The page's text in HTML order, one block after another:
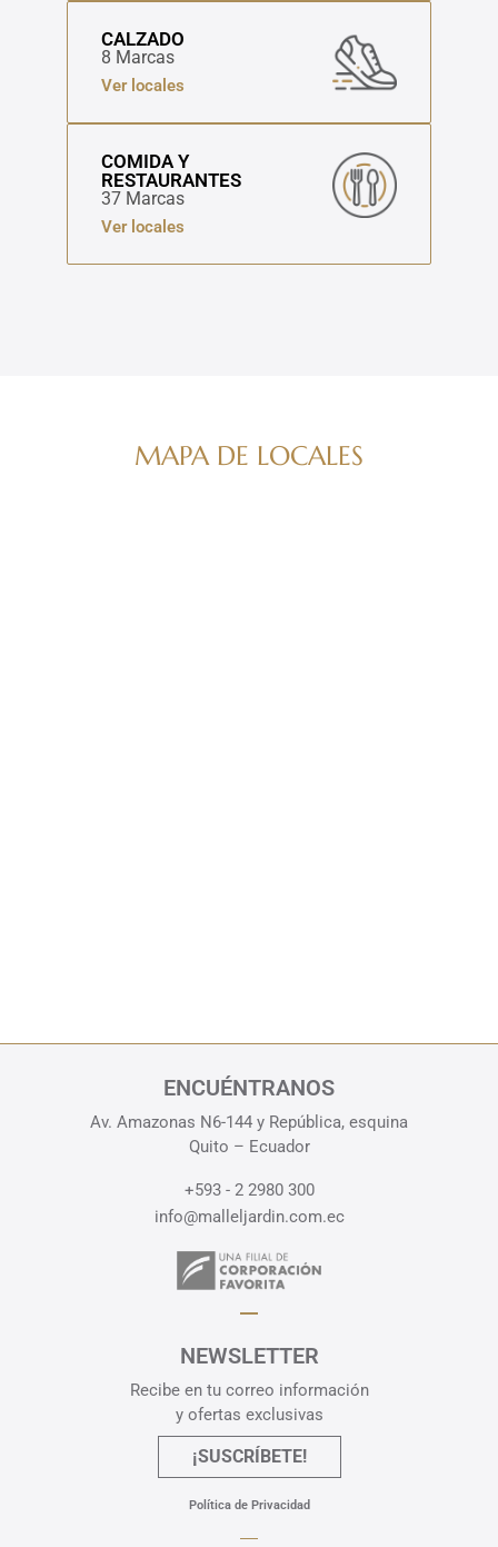
CALZADO
8 Marcas
Ver locales
COMIDA Y
RESTAURANTES
37 Marcas
Ver locales
MAPA DE LOCALES
ENCUÉNTRANOS
Av. Amazonas N6-144 y República, esquina
Quito – Ecuador
+593 - 2 2980 300
info@malleljardin.com.ec
NEWSLETTER
Recibe en tu correo información
y ofertas exclusivas
¡SUSCRÍBETE!
Política de Privacidad